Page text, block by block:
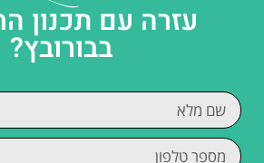
עזרה עם תכנון
בבורובץ?